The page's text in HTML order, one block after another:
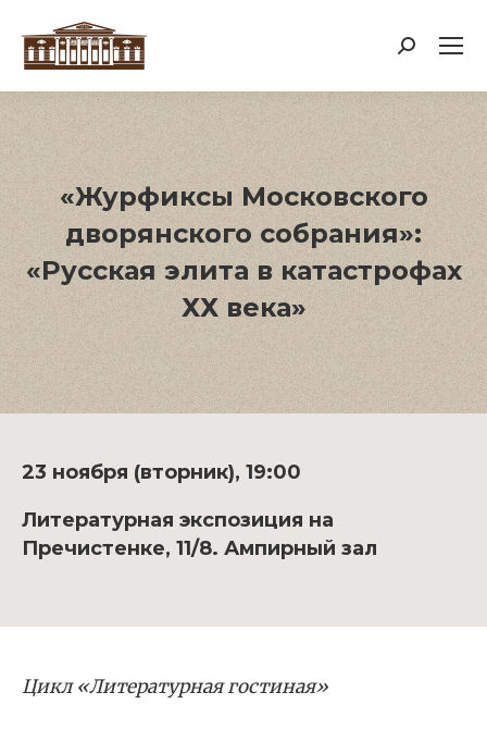
Поиск:
«Журфиксы Московского
дворянского собрания»:
«Русская элита в катастрофах
ХХ века»
23 ноября (вторник), 19:00
Литературная экспозиция на
Пречистенке, 11/8. Ампирный зал
Цикл «Литературная гостиная»